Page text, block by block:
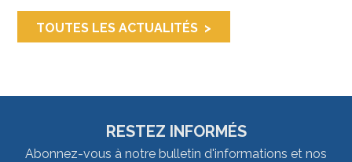
TOUTES LES ACTUALITÉS
RESTEZ INFORMÉS
Abonnez-vous à notre bulletin d'informations et nos